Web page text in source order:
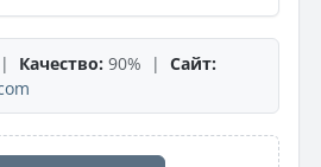
Качество: 90% | Сайт: